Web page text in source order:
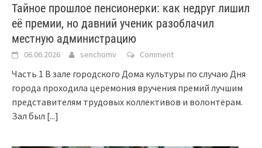
Тайное прошлое пенсионерки: как недруг лишил
её премии, но давний ученик разоблачил
местную администрацию
06.06.2026 senchomv Comment
Часть 1 В зале городского Дома культуры по случаю Дня
города проходила церемония вручения премий лучшим
представителям трудовых коллективов и волонтёрам.
Зал был [...]